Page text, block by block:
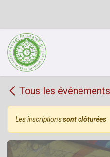
Se rendre au contenu
Tous les événements
Les inscriptionssont clôturées